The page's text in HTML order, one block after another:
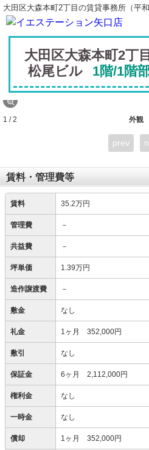
大田区大森本町2丁目の賃貸事務所（平
大田区大森本町2丁
松尾ビル
1階/1階
外観
1 / 2
prev
賃料・管理費等
賃料 35.2万円
管理費 －
共益費 －
坪単価 1.39万円
造作譲渡費 －
敷金 なし
礼金 1ヶ月 352,000円
敷引 なし
保証金 6ヶ月 2,112,000円
権利金 なし
一時金 なし
償却 1ヶ月 352,000円